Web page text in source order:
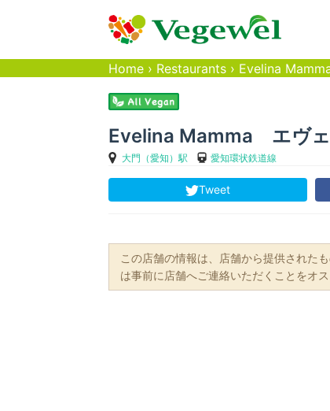
Home › Restaurants › Evelina
Evelina Mamma エヴェ
大門（愛知）駅 愛知環状鉄道線
Tweet
この店舗の情報は、店舗から提供された
は事前に店舗へご連絡いただくことをオス